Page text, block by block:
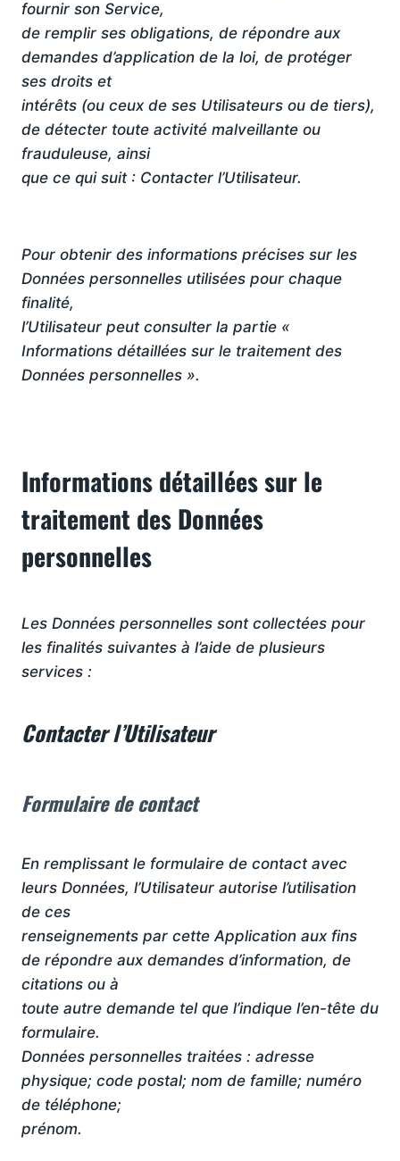
fournir son Service,
de remplir ses obligations, de répondre aux
demandes d’application de la loi, de protéger
ses droits et
intérêts (ou ceux de ses Utilisateurs ou de tiers),
de détecter toute activité malveillante ou
frauduleuse, ainsi
que ce qui suit : Contacter l’Utilisateur.
Pour obtenir des informations précises sur les
Données personnelles utilisées pour chaque
finalité,
l’Utilisateur peut consulter la partie «
Informations détaillées sur le traitement des
Données personnelles ».
Informations détaillées sur le
traitement des Données
personnelles
Les Données personnelles sont collectées pour
les finalités suivantes à l’aide de plusieurs
services :
Contacter l’Utilisateur
Formulaire de contact
En remplissant le formulaire de contact avec
leurs Données, l’Utilisateur autorise l’utilisation
de ces
renseignements par cette Application aux fins
de répondre aux demandes d’information, de
citations ou à
toute autre demande tel que l’indique l’en-tête du
formulaire.
Données personnelles traitées : adresse
physique; code postal; nom de famille; numéro
de téléphone;
prénom.